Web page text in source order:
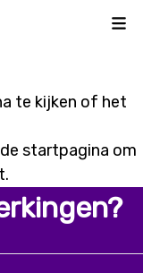
te kijken of het
startpagina om